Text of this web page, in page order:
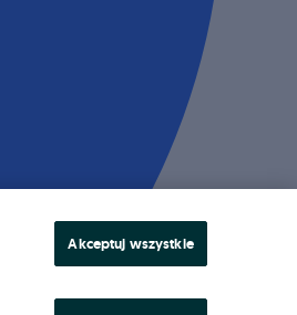
Akceptuj wszystkie